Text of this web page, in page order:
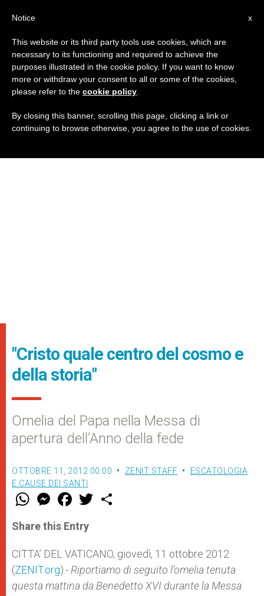
"Cristo quale centro del cosmo e
della storia"
Omelia del Papa nella Messa di
apertura dell’Anno della fede
OTTOBRE 11, 2012 00:00 ZENIT STAFF
ESCATOLOGIA
E CAUSE DEI SANTI
W
t
s
p
p
M
e
s
e
g
e
r
F
a
e
b
o
k
w
r
Share this Entry
CITTA’ DEL VATICANO, giovedì, 11 ottobre 2012
(ZENIT.org).- Riportiamo di seguito l’omelia tenuta
questa mattina da Benedetto XVI durante la Messa
x
Notice
This website or its third party tools use cookies, which are
necessary to its functioning and required to achieve the
purposes illustrated in the cookie policy. If you want to know
more or withdraw your consent to all or some of the cookies,
please refer to the cookie policy
By closing this banner, scrolling this page, clicking a link or
continuing to browse otherwise, you agree to the use of cookies.